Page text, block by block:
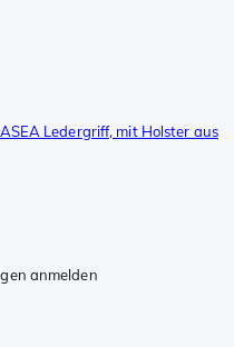
Ledergriff, mit Holster aus
anmelden